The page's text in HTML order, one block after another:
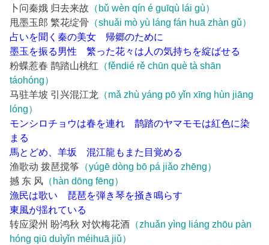
卜问秦娥 归去来故 （bǔ wèn qín é guīqù lái gù）
甩墨玉郎 繁花绽骨 （shuǎi mò yù láng fán huā zhàn gǔ）
占いを聞く秦の美女 帰郷のために
墨玉を振る男性 繁った花々は人の気持ちを綻ばせる
粉蝶惹春 鹊踏山桃红 （fěndié rě chūn què tà shān
táohóng）
马驻羊坡 引兴混江龙 （mǎ zhù yáng pō yǐn xīng hùn jiāng
lóng）
モンシロチョウは春を連れ 鹊踏のヤマモモは紅色に染
まる
馬とどめ、羊坂 混江龍もまた目覚める
渔歌动 拨琶搅筝 （yúgē dòng bō pá jiǎo zhēng）
撼 东 风 （hàn dōng fēng）
漁民は歌い 琵琶を弾き琴を掻き鳴らす
東風が揺れている
转应梁州 盼鸿秋 对饮梅花酒 （zhuǎn yìng liáng zhōu pàn
hóng qiū duìyǐn méihuā jiǔ）